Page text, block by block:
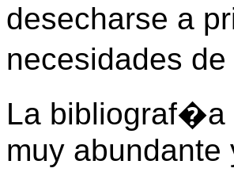
desecharse a
necesidades
La bibliograf�a
muy